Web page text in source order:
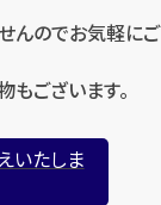
んのでお気軽にご
ございます。
いたしま